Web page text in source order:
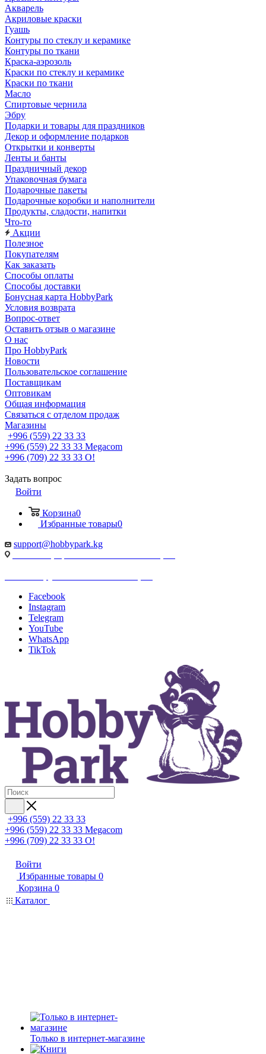
Акварель
Акриловые краски
Гуашь
Контуры по стеклу и керамике
Контуры по ткани
Краска-аэрозоль
Краски по стеклу и керамике
Краски по ткани
Масло
Спиртовые чернила
Эбру
Подарки и товары для праздников
Декор и оформление подарков
Открытки и конверты
Ленты и банты
Праздничный декор
Упаковочная бумага
Подарочные пакеты
Подарочные коробки и наполнители
Продукты, сладости, напитки
Что-то
Акции
Полезное
Покупателям
Как заказать
Способы оплаты
Способы доставки
Бонусная карта HobbyPark
Условия возврата
Вопрос-ответ
Оставить отзыв о магазине
О нас
Про HobbyPark
Новости
Пользовательское соглашение
Поставщикам
Оптовикам
Общая информация
Связаться с отделом продаж
Магазины
+996 (559) 22 33 33
+996 (559) 22 33 33 Megacom
+996 (709) 22 33 33 O!
Задать вопрос
Войти
Корзина0
Избранные товары0
support@hobbypark.kg
Facebook
Instagram
Telegram
YouTube
WhatsApp
TikTok
+996 (559) 22 33 33
+996 (559) 22 33 33 Megacom
+996 (709) 22 33 33 O!
Войти
Избранные товары 0
Корзина 0
Каталог
Только в интернет-магазине